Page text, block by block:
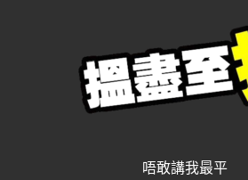
唔敢講我最平